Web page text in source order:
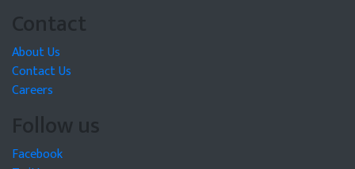
Contact
About Us
Contact Us
Careers
Follow us
Facebook